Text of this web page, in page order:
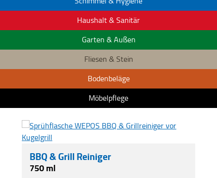
Haushalt & Sanitär
Garten & Außen
Fliesen & Stein
Bodenbeläge
Möbelpflege
Aktuelle Angebote
Produktgalerie überspringen
BBQ & Grill Reiniger
750 ml